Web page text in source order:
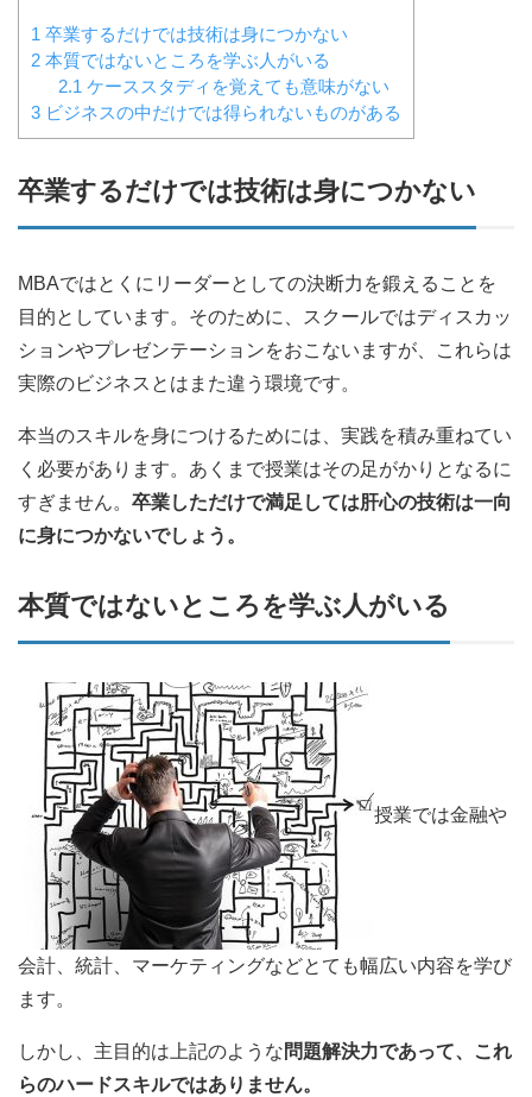
1 卒業するだけでは技術は身につかない
2 本質ではないところを学ぶ人がいる
2.1ケーススタディを覚えても意味がない
3 ビジネスの中だけでは得られないものがある
卒業するだけでは技術は身につかない
MBAではとくにリーダーとしての決断力を鍛えることを
目的としています。そのために、スクールではディスカッ
ションやプレゼンテーションをおこないますが、これらは
実際のビジネスとはまた違う環境です。
本当のスキルを身につけるためには、実践を積み重ねてい
く必要があります。あくまで授業はその足がかりとなるに
すぎません。 卒業しただけで満足しては肝心の技術は一向
に身につかないでしょう。
本質ではないところを学ぶ人がいる
授業では金融や
会計、統計、マーケティングなどとても幅広い内容を学び
ます。
しかし、主目的は上記のような問題解決力であって、これ
らのハードスキルではありません。